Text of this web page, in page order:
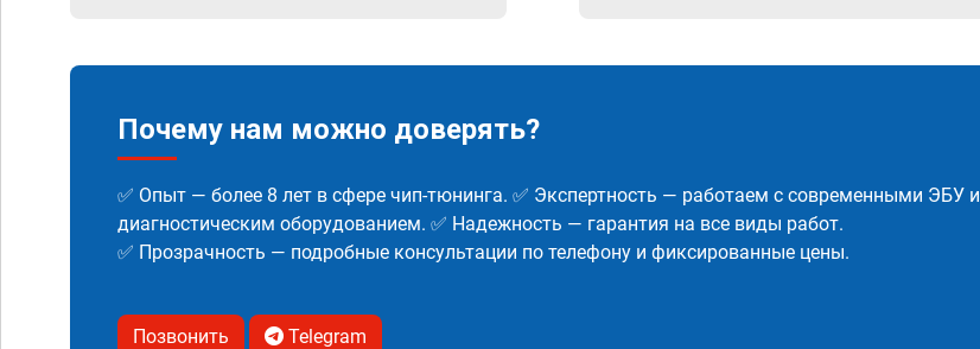
Почему нам можно доверять?
✅ Опыт — более 8 лет в сфере чип-тюнинга. ✅ Экспертность — работаем с современными ЭБУ и
диагностическим оборудованием. ✅ Надежность — гарантия на все виды работ.
✅ Прозрачность — подробные консультации по телефону и фиксированные цены.
Позвонить Telegram